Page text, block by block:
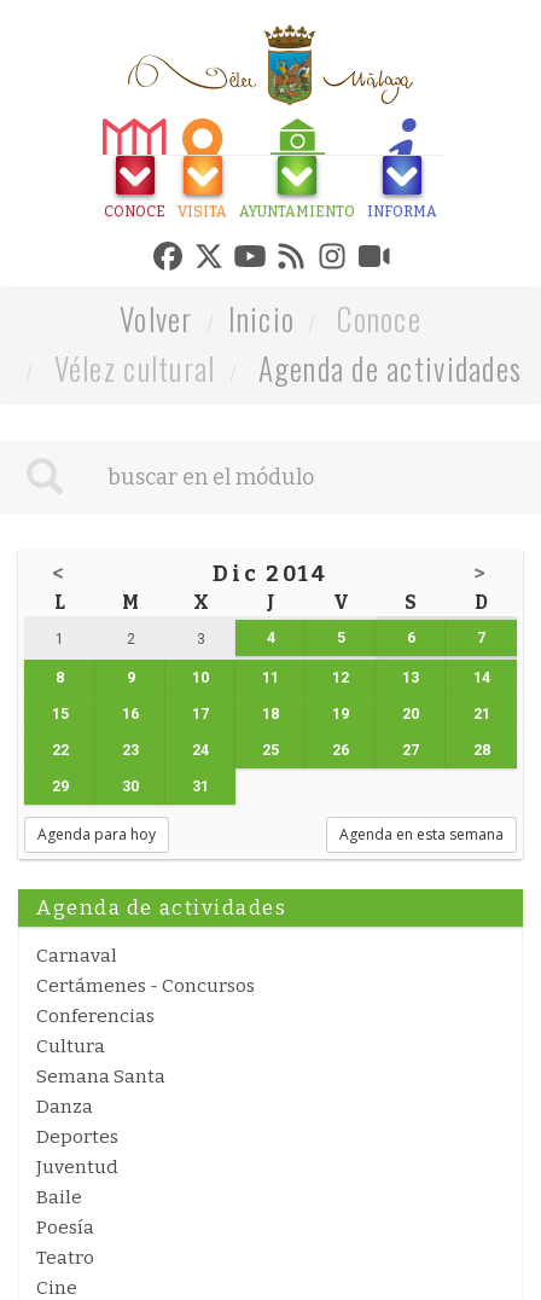
CONOCE VISITA AYUNTAMIENTO INFORMA
Volver Inicio
Conoce
Vélez cultural
Agenda de actividades
< Dic 2014 >
L M X J V S D
1 2 3 4 5 6 7
8 9 10 11 12 13 14
15 16 17 18 19 20 21
22 23 24 25 26 27 28
29 30 31
Agenda para hoy Agenda en esta semana
Agenda de actividades
Carnaval
Certámenes - Concursos
Conferencias
Cultura
Semana Santa
Danza
Deportes
Juventud
Baile
Poesía
Teatro
Cine